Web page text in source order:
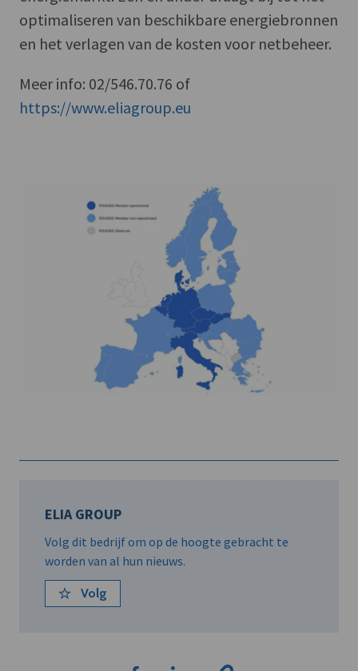
optimaliseren van beschikbare energiebronnen
en het verlagen van de kosten voor netbeheer.
Meer info: 02/546.70.76 of
https://www.eliagroup.eu
ELIA GROUP
Volg dit bedrijf om op de hoogte gebracht te
worden van al hun nieuws.
Volg